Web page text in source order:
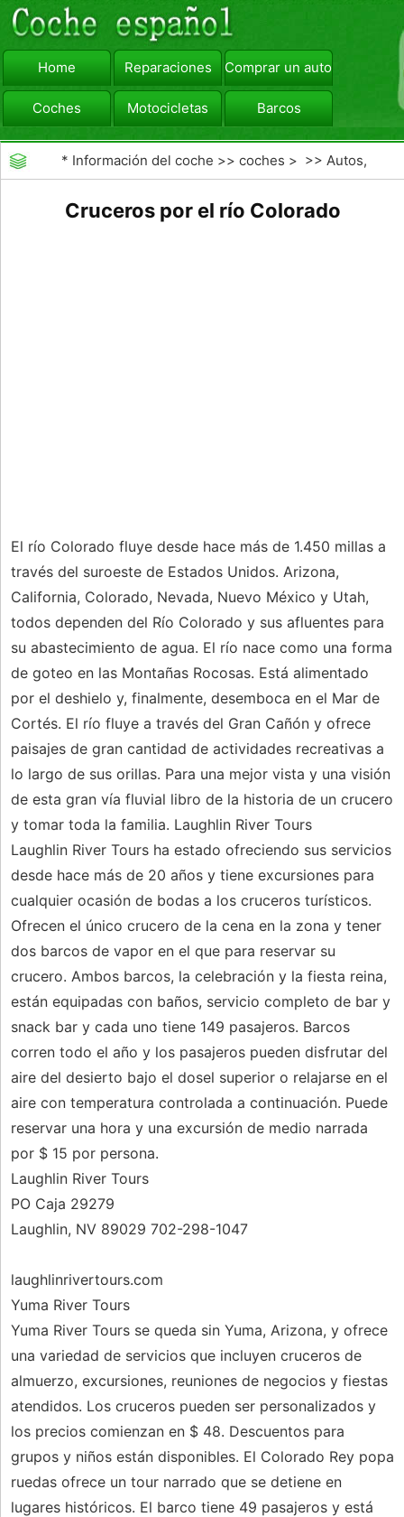
Home Reparaciones Comprar un automóvil
Coches Motocicletas Barcos
viajar Camiones
* Información del coche >>coches > >>Autos,
Cruceros por el río Colorado
El río Colorado fluye desde hace más de 1.450 millas a
través del suroeste de Estados Unidos. Arizona,
California, Colorado, Nevada, Nuevo México y Utah,
todos dependen del Río Colorado y sus afluentes para
su abastecimiento de agua. El río nace como una forma
de goteo en las Montañas Rocosas. Está alimentado
por el deshielo y, finalmente, desemboca en el Mar de
Cortés. El río fluye a través del Gran Cañón y ofrece
paisajes de gran cantidad de actividades recreativas a
lo largo de sus orillas. Para una mejor vista y una visión
de esta gran vía fluvial libro de la historia de un crucero
y tomar toda la familia. Laughlin River Tours
Laughlin River Tours ha estado ofreciendo sus servicios
desde hace más de 20 años y tiene excursiones para
cualquier ocasión de bodas a los cruceros turísticos.
Ofrecen el único crucero de la cena en la zona y tener
dos barcos de vapor en el que para reservar su
crucero. Ambos barcos, la celebración y la fiesta reina,
están equipadas con baños, servicio completo de bar y
snack bar y cada uno tiene 149 pasajeros. Barcos
corren todo el año y los pasajeros pueden disfrutar del
aire del desierto bajo el dosel superior o relajarse en el
aire con temperatura controlada a continuación. Puede
reservar una hora y una excursión de medio narrada
por $ 15 por persona.
Laughlin River Tours
PO Caja 29279
Laughlin, NV 89029 702-298-1047
laughlinrivertours.com
Yuma River Tours
Yuma River Tours se queda sin Yuma, Arizona, y ofrece
una variedad de servicios que incluyen cruceros de
almuerzo, excursiones, reuniones de negocios y fiestas
atendidos. Los cruceros pueden ser personalizados y
los precios comienzan en $ 48. Descuentos para
grupos y niños están disponibles. El Colorado Rey popa
ruedas ofrece un tour narrado que se detiene en
lugares históricos. El barco tiene 49 pasajeros y está